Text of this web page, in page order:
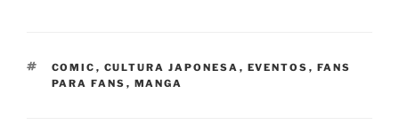
ETIQUETAS
COMIC , CULTURA JAPONESA , EVENTOS , FANS
PARA FANS , MANGA